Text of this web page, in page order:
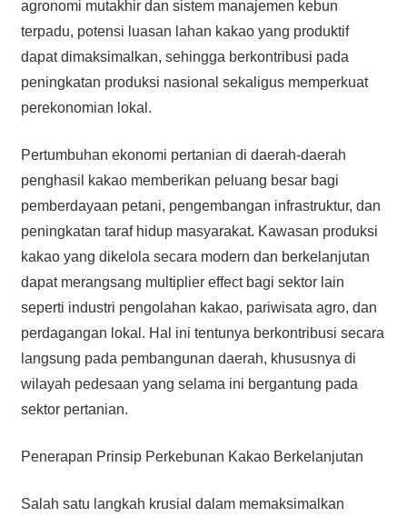
agronomi mutakhir dan sistem manajemen kebun
terpadu, potensi luasan lahan kakao yang produktif
dapat dimaksimalkan, sehingga berkontribusi pada
peningkatan produksi nasional sekaligus memperkuat
perekonomian lokal.
Pertumbuhan ekonomi pertanian di daerah-daerah
penghasil kakao memberikan peluang besar bagi
pemberdayaan petani, pengembangan infrastruktur, dan
peningkatan taraf hidup masyarakat. Kawasan produksi
kakao yang dikelola secara modern dan berkelanjutan
dapat merangsang multiplier effect bagi sektor lain
seperti industri pengolahan kakao, pariwisata agro, dan
perdagangan lokal. Hal ini tentunya berkontribusi secara
langsung pada pembangunan daerah, khususnya di
wilayah pedesaan yang selama ini bergantung pada
sektor pertanian.
Penerapan Prinsip Perkebunan Kakao Berkelanjutan
Salah satu langkah krusial dalam memaksimalkan